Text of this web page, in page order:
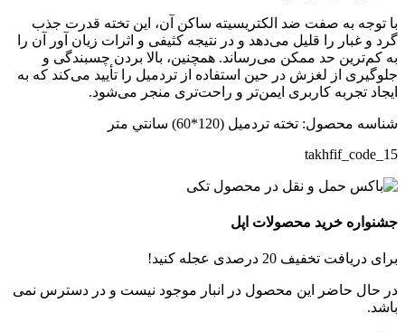
با توجه به صفت ضد الکتریسیته ساکن آن، این تخته قدرت جذب
گرد و غبار را قلیل می‌دهد و در نتیجه کثیفی و اثرات زیان آور آن را
به کم‌ترین حد ممکن می‌رساند. همچنین، بالا بردن چسبندگی و
جلوگیری از لغزش در حین استفاده از تردمیل را تأیید می‌کند که به
ایجاد تجربه کاربری ایمن‌تر و راحت‌تری منجر می‌شود.
شناسه محصول: تخته تردمیل (120*60) سانتي متر
takhfif_code_15
جشنواره خرید محصولات اپل
برای دریافت تخفیف 20 درصدی عجله کنید!
در حال حاضر این محصول در انبار موجود نیست و در دسترس نمی
باشد.